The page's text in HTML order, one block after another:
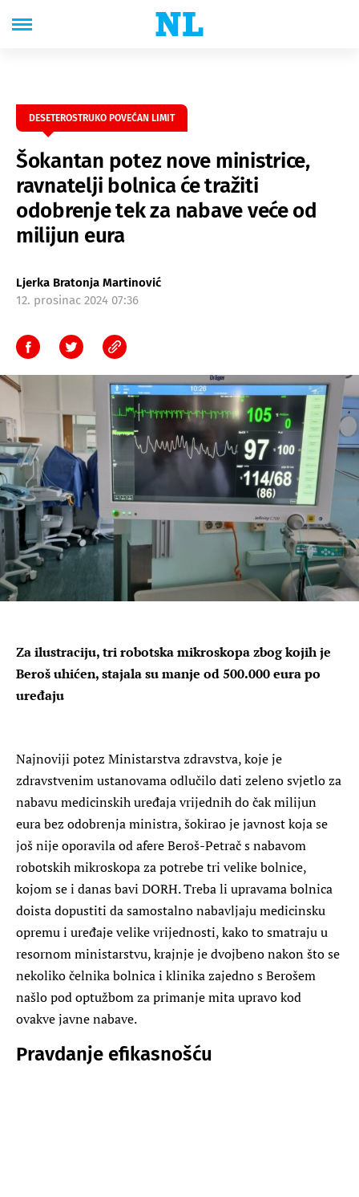
DESETEROSTRUKO POVEĆAN LIMIT
Šokantan potez nove ministrice,
ravnatelji bolnica će tražiti
odobrenje tek za nabave veće od
milijun eura
Ljerka Bratonja Martinović
12. prosinac 2024 07:36
Za ilustraciju, tri robotska mikroskopa zbog kojih je
Beroš uhićen, stajala su manje od 500.000 eura po
uređaju
Najnoviji potez Ministarstva zdravstva, koje je
zdravstvenim ustanovama odlučilo dati zeleno svjetlo za
nabavu medicinskih uređaja vrijednih do čak milijun
eura bez odobrenja ministra, šokirao je javnost koja se
još nije oporavila od afere Beroš-Petrač s nabavom
robotskih mikroskopa za potrebe tri velike bolnice,
kojom se i danas bavi DORH. Treba li upravama bolnica
doista dopustiti da samostalno nabavljaju medicinsku
opremu i uređaje velike vrijednosti, kako to smatraju u
resornom ministarstvu, krajnje je dvojbeno nakon što se
nekoliko čelnika bolnica i klinika zajedno s Berošem
našlo pod optužbom za primanje mita upravo kod
ovakve javne nabave.
Pravdanje efikasnošću